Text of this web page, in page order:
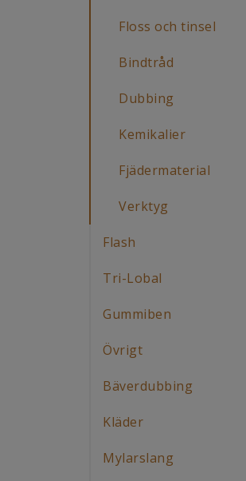
Floss och tinsel
Bindtråd
Dubbing
Kemikalier
Fjädermaterial
Verktyg
Flash
Tri-Lobal
Gummiben
Övrigt
Bäverdubbing
Kläder
Mylarslang